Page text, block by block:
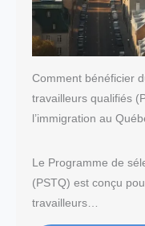
Comment bénéficier
travailleurs qualifiés
l’immigration au
Le Programme de
(PSTQ) est conçu
travailleurs…